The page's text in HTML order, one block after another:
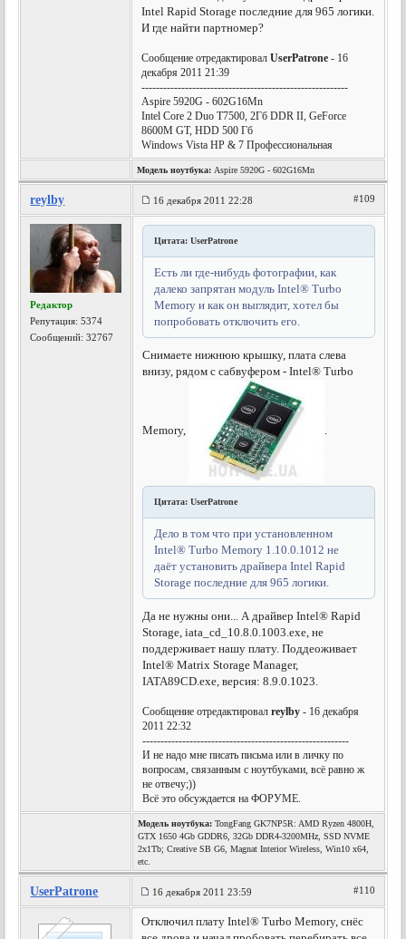
Intel Rapid Storage последние для 965 логики.
И где найти партномер?
Сообщение отредактировалUserPatrone - 16
декабря 2011 21:39
---------------------------------------------------------
Aspire 5920G - 602G16Mn
Intel Core 2 Duo T7500, 2Гб DDR II, GeForce
8600M GT, HDD 500 Гб
Windows Vista HP & 7 Профессиональная
Модель ноутбука: Aspire 5920G - 602G16Mn
reylby 16 декабря 2011 22:28 #109
Редактор
Репутация:5374
Сообщений: 32767
Цитата: UserPatrone
Есть ли где-нибудь фотографии, как
далеко запрятан модуль Intel® Turbo
Memory и как он выглядит, хотел бы
попробовать отключить его.
Снимаете нижнюю крышку, плата слева
внизу, рядом с сабвуфером - Intel® Turbo
Memory,
Цитата: UserPatrone
Дело в том что при установленном
Intel® Turbo Memory 1.10.0.1012 не
даёт установить драйвера Intel Rapid
Storage последние для 965 логики.
Да не нужны они...А драйвер Intel® Rapid
Storage, iata_cd_10.8.0.1003.exe, не
поддерживает нашу плату. Поддеоживает
Intel® Matrix Storage Manager,
IATA89CD.exe, версия: 8.9.0.1023.
Сообщение отредактировалreylby - 16 декабря
2011 22:32
---------------------------------------------------------
И не надо мне писать письма или в личку по
вопросам, связанным с ноутбуками, всё равно ж
не отвечу;))
Всё это обсуждается на ФОРУМЕ.
Модель ноутбука: TongFang GK7NP5R: AMD Ryzen 4800H,
GTX 1650 4Gb GDDR6, 32Gb DDR4-3200MHz, SSD NVME
2x1Tb; Creative SB G6, Magnat Interior Wireless, Win10 x64,
etc.
UserPatrone 16 декабря 2011 23:59 #110
Отключил плату Intel® Turbo Memory, снёс